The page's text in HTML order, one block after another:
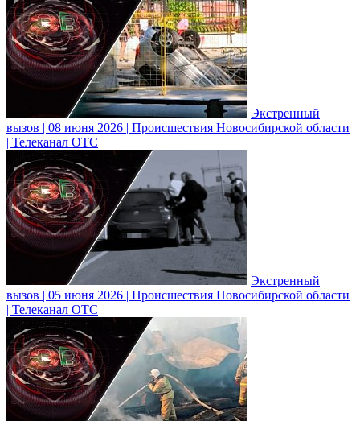
Экстренный
вызов | 08 июня 2026 | Происшествия Новосибирской области
| Телеканал ОТС
Экстренный
вызов | 05 июня 2026 | Происшествия Новосибирской области
| Телеканал ОТС